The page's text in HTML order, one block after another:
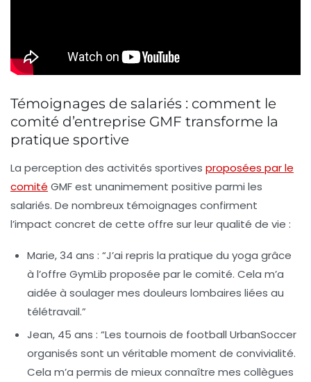
Témoignages de salariés : comment le
comité d’entreprise GMF transforme la
pratique sportive
La perception des activités sportives proposées par le
comité GMF est unanimement positive parmi les
salariés. De nombreux témoignages confirment
l’impact concret de cette offre sur leur qualité de vie :
Marie, 34 ans : “J’ai repris la pratique du yoga grâce
à l’offre GymLib proposée par le comité. Cela m’a
aidée à soulager mes douleurs lombaires liées au
télétravail.”
Jean, 45 ans : “Les tournois de football UrbanSoccer
organisés sont un véritable moment de convivialité.
Cela m’a permis de mieux connaître mes collègues